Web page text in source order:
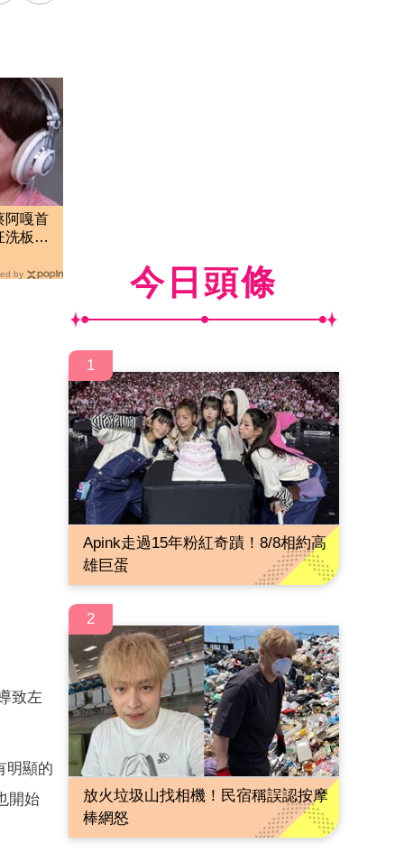
阿嘎首
板怒
by
致左
明顯的
開始
今日頭條
1
Apink走過15年粉紅奇蹟！8/8相約高
雄巨蛋
2
放火垃圾山找相機！民宿稱誤認按摩
棒網怒